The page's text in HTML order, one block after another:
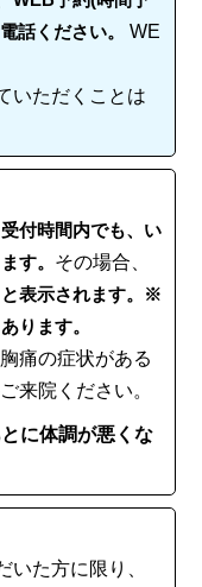
話ください。
WE
いただくことは
受付時間内でも、い
す。 その場合、
と表示されます。※
ります。
痛の症状がある
来院ください。
に体調が悪くな
いた方に限り、